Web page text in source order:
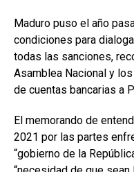
Maduro puso el año
condiciones para
todas las sanciones,
Asamblea Nacional y
de cuentas bancarias a
El memorando de
2021 por las partes
“gobierno de la